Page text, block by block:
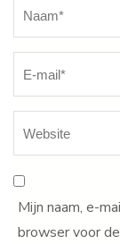
Mijn naam, e-
browser voor